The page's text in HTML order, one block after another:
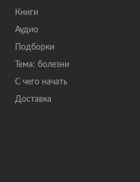
Книги
Аудио
Подборки
Тема: болезни
С чего начать
Доставка